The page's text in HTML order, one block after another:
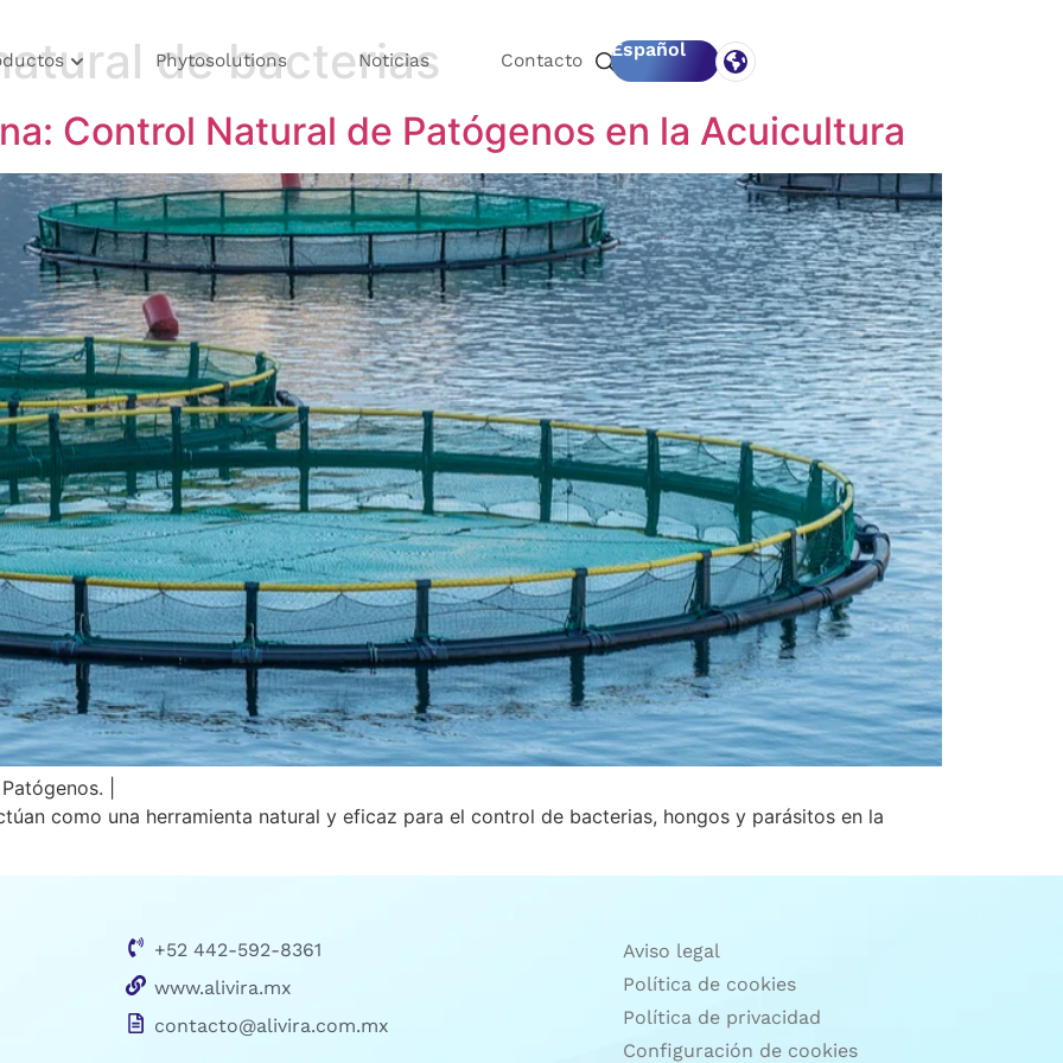
Phytosolutions Noticias Contacto Español
de bacterias
Control Natural de Patógenos en la Acuicultura
|
como una herramienta natural y eficaz para el control de bacterias, hongos y parásitos en la
+52 442-592-8361
www.alivira.mx
contacto@alivira.com.mx
Aviso legal
Política de cookies
Política de privacidad
Configuración de cookies